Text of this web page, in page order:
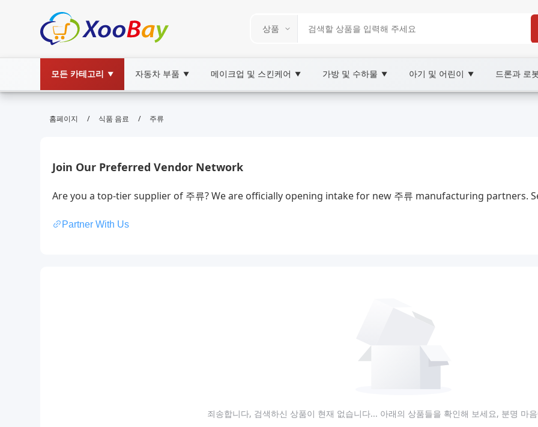
모든 카테고리 ▼ 자동차 부품 ▼ 메이크업 및 스킨케어 ▼ 가방 및 수하물 ▼ 아기 및 어린이 ▼ 드론과 로
주류 | XOOBAY B2B/B2C Marketplace
홈페이지 / 식품 음료 / 주류
Join Our Preferred Vendor Network
Are you a top-tier supplier of 주류? We are officially opening intake for new 주류 manufacturing partners.
Partner With Us
죄송합니다, 검색하신 상품이 현재 없습니다... 아래의 상품들을 확인해 보세요, 분명 마